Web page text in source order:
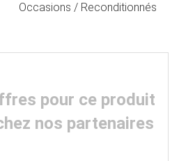
Occasions / Reconditionnés
pour ce produit
nos partenaires